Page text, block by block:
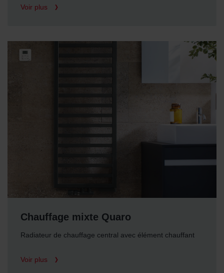
Voir plus
Chauffage mixte Quaro
Radiateur de chauffage central avec élément chauffant
Voir plus